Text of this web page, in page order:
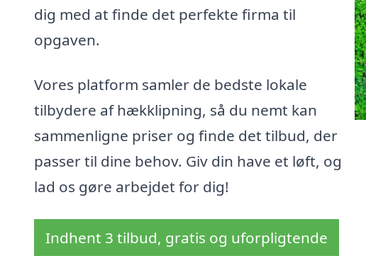
dig med at finde det perfekte firma til
opgaven.
Vores platform samler de bedste lokale
tilbydere af hækklipning, så du nemt kan
sammenligne priser og finde det tilbud, der
passer til dine behov. Giv din have et løft, og
lad os gøre arbejdet for dig!
Indhent 3 tilbud, gratis og uforpligtende